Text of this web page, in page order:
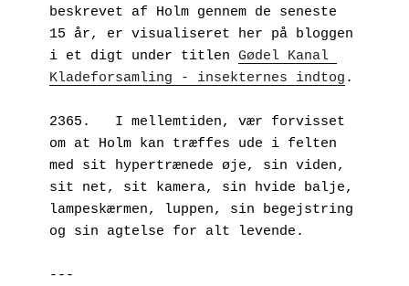
beskrevet af Holm gennem de seneste
15 år, er visualiseret her på bloggen
i et digt under titlen Gødel Kanal
Kladeforsamling - insekternes indtog
2365.   I mellemtiden, vær forvisset
om at Holm kan træffes ude i felten
med sit hypertrænede øje, sin viden,
sit net, sit kamera, sin hvide balje,
lampeskærmen, luppen, sin begejstring
og sin agtelse for alt levende.
---